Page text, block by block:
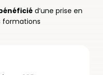
d’une prise en
formations